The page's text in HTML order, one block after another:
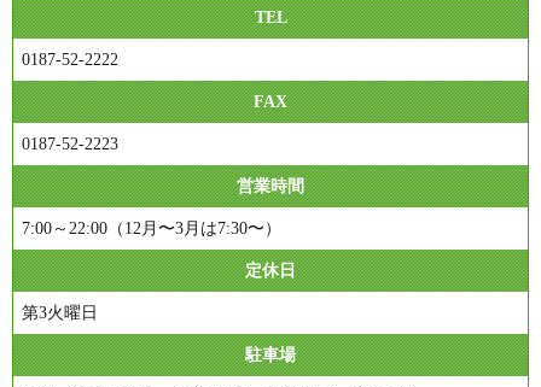
TEL
0187-52-2222
FAX
0187-52-2223
営業時間
7:00～22:00（12月〜3月は7:30〜）
定休日
第3火曜日
駐車場